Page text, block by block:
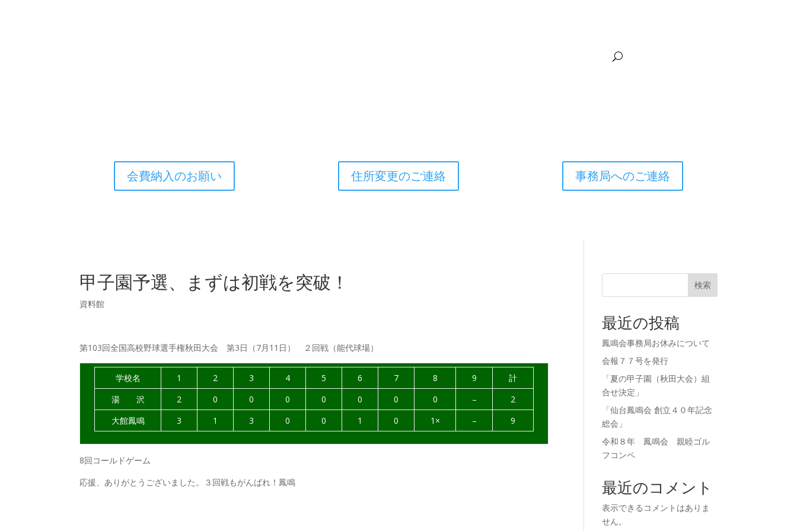
会費納入のお願い 住所変更のご連絡 事務局へのご連絡
甲子園予選、まずは初戦を突破！
資料館
第103回全国高校野球選手権秋田大会 第3日（7月11日） ２回戦（能代球場）
学校名 1 2 3 4 5 6 7 8 9
計
湯 沢
2 0 0 0 0 0 0 0 –
2
大館鳳鳴
3 1 3 0 0 1 0 1× – 9
8回コールドゲーム
応援、ありがとうございました。３回戦もがんばれ！鳳鳴
検索
最近の投稿
鳳鳴会事務局お休みについて
会報７７号を発行
「夏の甲子園（秋田大会）組
合せ決定」
「仙台鳳鳴会 創立４０年記念
総会」
令和８年 鳳鳴会 親睦ゴル
フコンペ
最近のコメント
表示できるコメントはありま
せん。